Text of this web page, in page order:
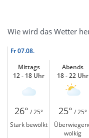
Wie wird das Wetter
Fr07.08.
Mittags
12 - 18 Uhr
Abends
18 - 22 Uhr
26° / 25° 25° / 25°
Stark bewölkt
wolkig